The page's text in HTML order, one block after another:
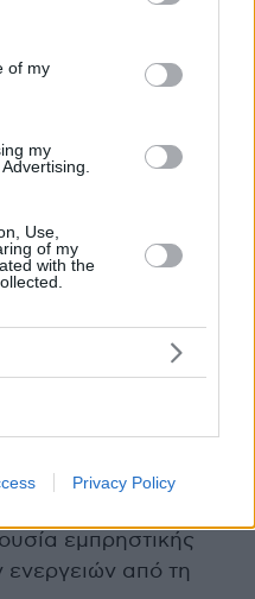
its third-party tags to
purposes in below Google
of my
my
Use,
of my
with the
Privacy Policy
υψηλά επίπεδα
της γειτονικής
σε διπλωματικό
την
ο Υπουργός
ξεκαθάρισε
ότι η Ελλάδα
«και επί του
επίθεσης. Ο ίδιος
«όταν έχουμε
δηλώσεις, διάλογος ο
προϋποθέσεις
εμπρηστικής
ενεργειών από τη